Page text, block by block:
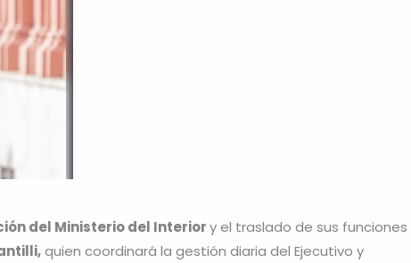
del Ministerio del Interiory el traslado de sus funciones
quien coordinará la gestión diaria del Ejecutivo y